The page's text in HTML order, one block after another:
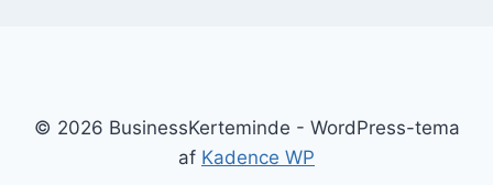
© 2026 BusinessKerteminde - WordPress-tema
af Kadence WP